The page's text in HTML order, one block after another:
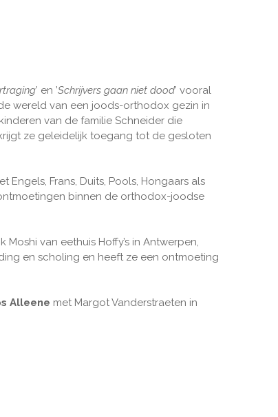
’ en ’Schrijvers gaan niet dood’ vooral
wereld van een joods-orthodox gezin in
van de familie Schneider die
ze geleidelijk toegang tot de gesloten
Frans, Duits, Pools, Hongaars als
binnen de orthodox-joodse
van eethuis Hoffy’s in Antwerpen,
en scholing en heeft ze een ontmoeting
Alleene met Margot Vanderstraeten in